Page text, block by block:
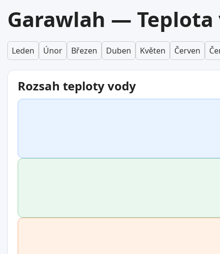
Garawlah — Teplota
Leden Únor Březen Duben Květen Červen
Rozsah teploty vody